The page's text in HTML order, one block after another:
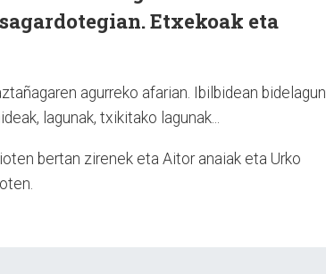
Etxekoak eta
agurreko afarian. Ibilbidean bidelagun
lagunak, txikitako lagunak...
bertan zirenek eta Aitor anaiak eta Urko